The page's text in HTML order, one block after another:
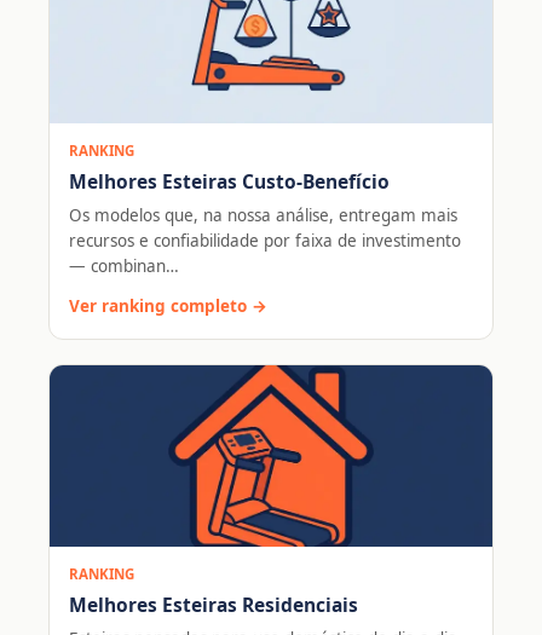
RANKING
Melhores Esteiras Custo-Benefício
Os modelos que, na nossa análise, entregam mais
recursos e confiabilidade por faixa de investimento
— combinan…
Ver ranking completo →
RANKING
Melhores Esteiras Residenciais